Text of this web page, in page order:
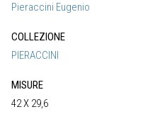
Pieraccini Eugenio
COLLEZIONE
PIERACCINI
MISURE
42 X 29,6